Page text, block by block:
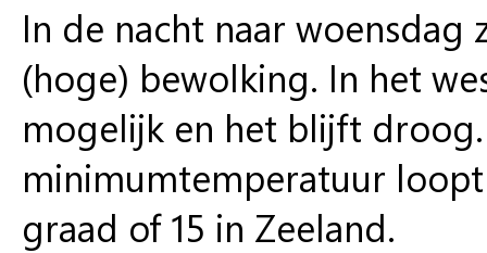
In de nacht naar
(hoge) bewolking. In het
mogelijk en het blijft
minimumtemperatuur loopt
graad of 15 in Zeeland.